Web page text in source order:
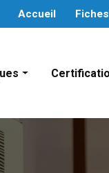
Accueil